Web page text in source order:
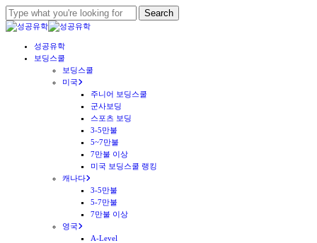
Skip
to
main
content
Search
Close
성공유학
보딩스쿨
보딩스쿨
미국
주니어 보딩스쿨
군사보딩
스포츠 보딩
3-5만불
5~7만불
7만불 이상
미국 보딩스쿨 랭킹
캐나다
3-5만불
5-7만불
7만불 이상
영국
A-Level